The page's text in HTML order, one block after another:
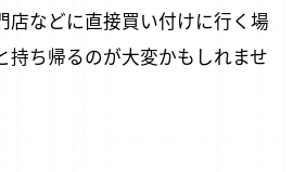
店などに直接買い付けに行く場
持ち帰るのが大変かもしれませ